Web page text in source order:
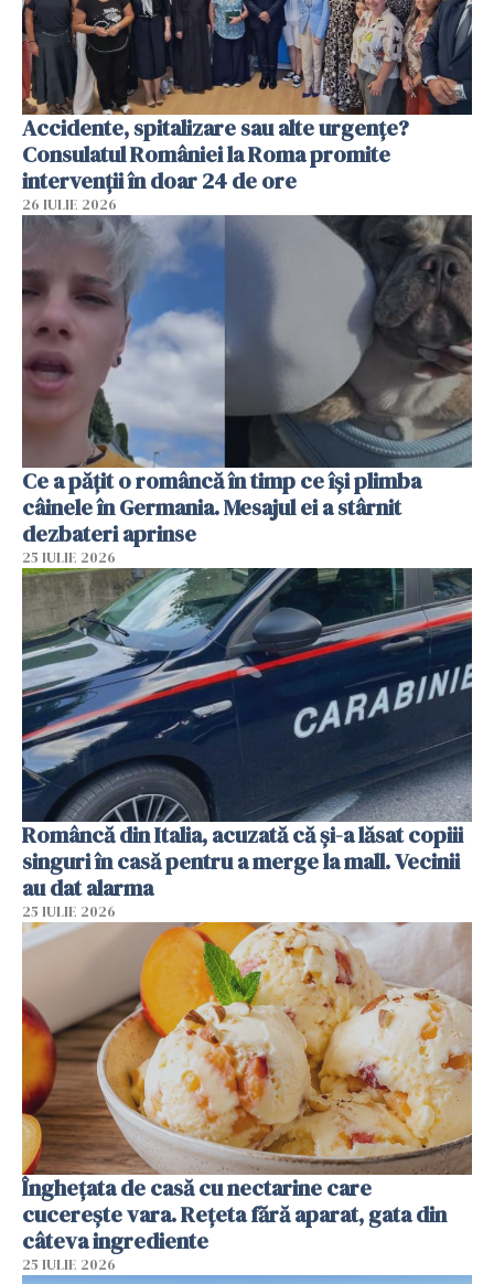
Accidente, spitalizare sau alte urgențe?
Consulatul României la Roma promite
intervenții în doar 24 de ore
26 IULIE 2026
Ce a pățit o româncă în timp ce își plimba
câinele în Germania. Mesajul ei a stârnit
dezbateri aprinse
25 IULIE 2026
Româncă din Italia, acuzată că și-a lăsat copiii
singuri în casă pentru a merge la mall. Vecinii
au dat alarma
25 IULIE 2026
Înghețata de casă cu nectarine care
cucerește vara. Rețeta fără aparat, gata din
câteva ingrediente
25 IULIE 2026